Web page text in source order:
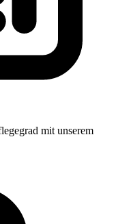
mit unserem